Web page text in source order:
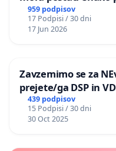
nasilje
959 podpisov
17 Podpisi / 30 dni
17 Jun 2026
Zavzemimo se za
prejete/ga DSP in VD
439 podpisov
15 Podpisi / 30 dni
30 Oct 2025